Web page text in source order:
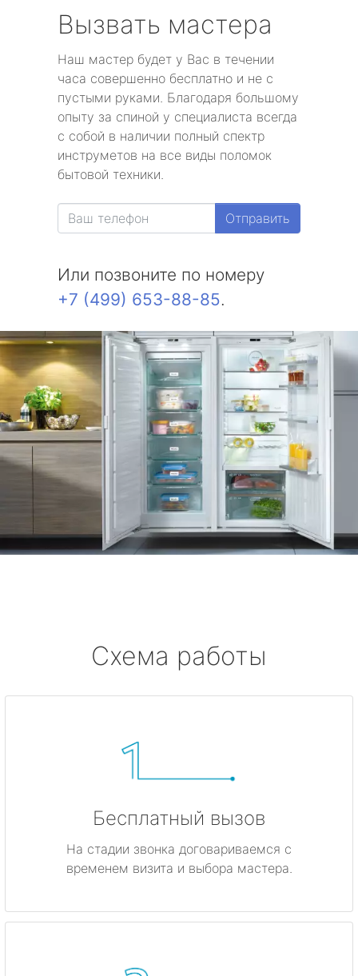
Вызвать мастера
Наш мастер будет у Вас в течении
часа совершенно бесплатно и не с
пустыми руками. Благодаря большому
опыту за спиной у специалиста всегда
с собой в наличии полный спектр
инструметов на все виды поломок
бытовой техники.
Отправить
Или позвоните по номеру
+7 (499) 653-88-85.
Схема работы
Бесплатный вызов
На стадии звонка договариваемся с
временем визита и выбора мастера.